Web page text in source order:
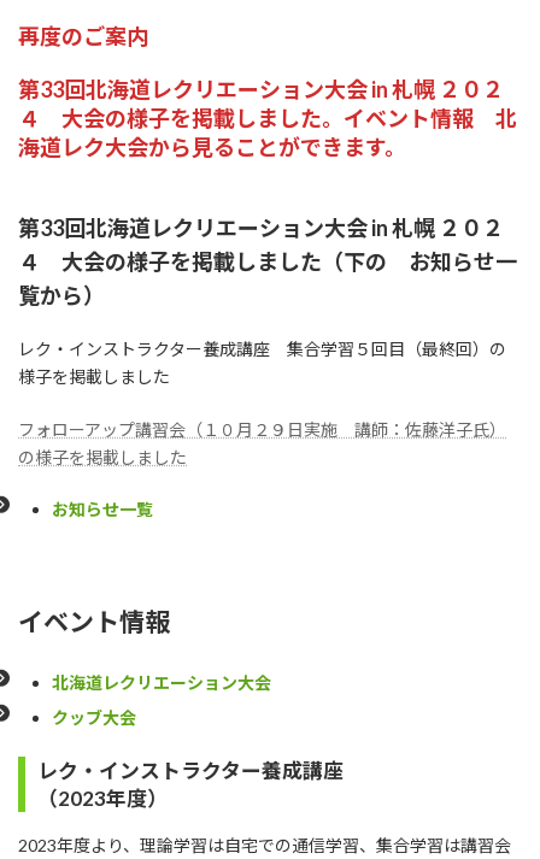
再度のご案内
第33回北海道レクリエーション大会 in 札幌 ２０２
４ 大会の様子を掲載しました。イベント情報 北
海道レク大会から見ることができます。
第33回北海道レクリエーション大会 in 札幌 ２０２
４ 大会の様子を掲載しました （下の お知らせ一
覧から）
レク・インストラクター養成講座 集合学習５回目（最終回）の
様子を掲載しました
フォローアップ講習会（１０月２９日実施 講師：佐藤洋子氏）
の様子を掲載しました
お知らせ一覧
イベント情報
北海道レクリエーション大会
クッブ大会
レク・インストラクター養成講座
（2023年度）
2023年度より、理論学習は自宅での通信学習、集合学習は講習会